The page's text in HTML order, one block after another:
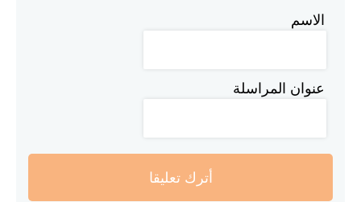
الاسم
عنوان المراسلة
أترك تعليقا